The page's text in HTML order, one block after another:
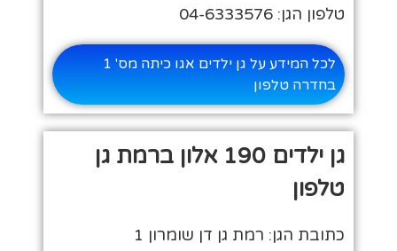
טלפון הגן: 04-6333576
לכל המידע על גן ילדים אגו כיתה מס' 1
בחדרה טלפון
גן ילדים 190 אלון ברמת גן
טלפון
כתובת הגן: רמת גן דן שומרון 1